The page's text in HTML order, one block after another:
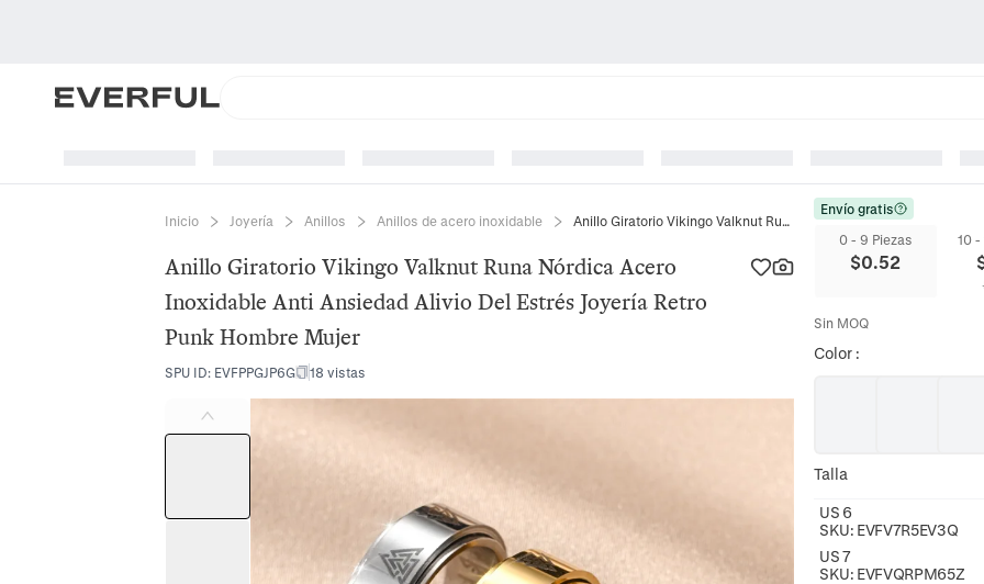
Inicio Joyería Anillos Anillos de acero inoxidable Anillo Giratorio Vikingo Valknut Runa Nórdica Acero Inoxidable Anti Ansiedad Alivio Del Estrés Joyería Retro Punk Hombre Mujer
Anillo Giratorio Vikingo Valknut Runa Nórdica Acero
Inoxidable Anti Ansiedad Alivio Del Estrés Joyería Retro
Punk Hombre Mujer
SPU ID: EVFPPGJP6G 18 vistas
Envío gratis
0 - 9 Piezas
$0.52
10 -
Sin MOQ
Color:
Talla
US 6
SKU: EVFV7R5EV3Q
US 7
SKU: EVFVQRPM65Z